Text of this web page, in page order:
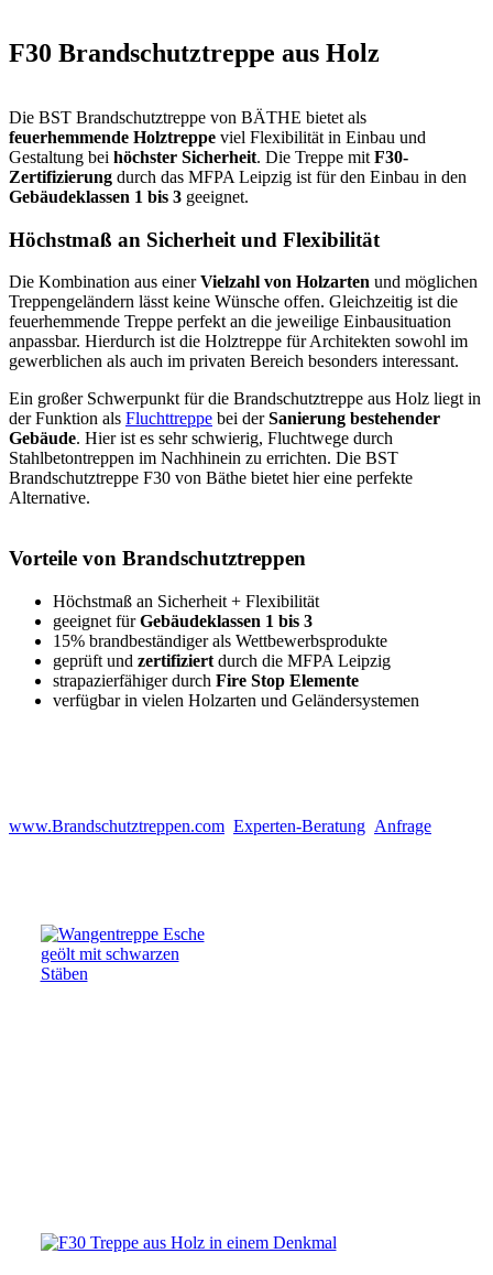
F30 Brandschutztreppe aus Holz
Die BST Brandschutztreppe von BÄTHE bietet als
feuerhemmende Holztreppe viel Flexibilität in Einbau und
Gestaltung bei höchster Sicherheit. Die Treppe mit F30-
Zertifizierung durch das MFPA Leipzig ist für den Einbau in den
Gebäudeklassen 1 bis 3 geeignet.
Höchstmaß an Sicherheit und Flexibilität
Die Kombination aus einerVielzahl von Holzarten und möglichen
Treppengeländern lässt keine Wünsche offen. Gleichzeitig ist die
feuerhemmende Treppe perfekt an die jeweilige Einbausituation
anpassbar. Hierdurch ist die Holztreppe für Architekten sowohl im
gewerblichen als auch im privaten Bereich besonders interessant.
Ein großer Schwerpunkt für die Brandschutztreppe aus Holz liegt in
der Funktion als Fluchttreppe bei derSanierung bestehender
Gebäude. Hier ist es sehr schwierig, Fluchtwege durch
Stahlbetontreppen im Nachhinein zu errichten. Die BST
Brandschutztreppe F30 von Bäthe bietet hier eine perfekte
Alternative.
Vorteile von Brandschutztreppen
Höchstmaß an Sicherheit + Flexibilität
geeignet fürGebäudeklassen 1 bis 3
15% brandbeständiger als Wettbewerbsprodukte
geprüft und zertifiziert durch die MFPA Leipzig
strapazierfähiger durch Fire Stop Elemente
verfügbar in vielen Holzarten und Geländersystemen
www.Brandschutztreppen.com Experten-Beratung Anfrage